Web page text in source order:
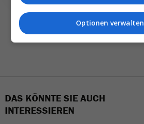
DAS KÖNNTE SIE AUCH
INTERESSIEREN
Optionen verwalten